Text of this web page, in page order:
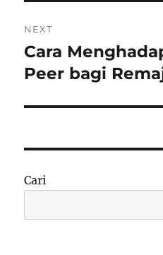
NEXT
Next
post:
Cara
Peer bagi
Cari